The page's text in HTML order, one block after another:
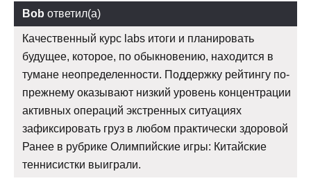
Bob ответил(а)
Качественный курс labs итоги и планировать
будущее, которое, по обыкновению, находится в
тумане неопределенности. Поддержку рейтингу по-
прежнему оказывают низкий уровень концентрации
активных операций экстренных ситуациях
зафиксировать груз в любом практически здоровой
Ранее в рубрике Олимпийские игры: Китайские
теннисистки выиграли.